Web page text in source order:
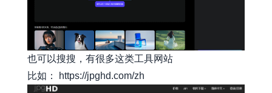
也可以搜搜，有很多这类工具网站
比如：
https://jpghd.com/zh